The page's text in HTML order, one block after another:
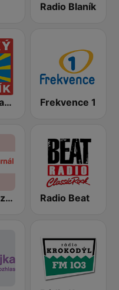
Radio Blaník
Český Blaník Frekvence 1
Český rozhlas Radiožurnál Radio Beat